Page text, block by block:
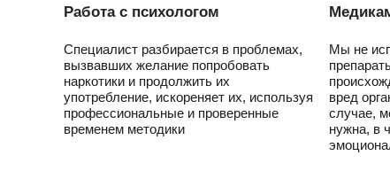
Работа с психологом
Специалист разбирается в проблемах,
вызвавших желание попробовать
наркотики и продолжить их
употребление, искореняет их, используя
профессиональные и проверенные
временем методики
Мы не
вред
случае,
нужна, в